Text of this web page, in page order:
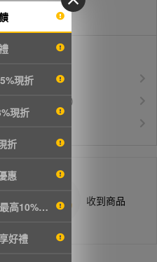
現折
現折
折
惠
10%現折
好禮
務費$0
KG起(以克計價)
收到商品